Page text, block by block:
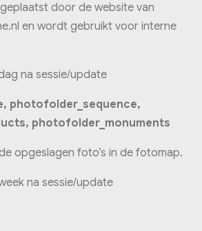
door de website van
en wordt gebruikt voor interne
na sessie/update
photofolder_sequence,
photofolder_monuments
opgeslagen foto’s in de fotomap.
na sessie/update